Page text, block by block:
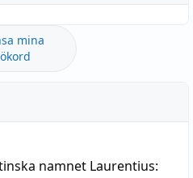
mina
namnet Laurentius: